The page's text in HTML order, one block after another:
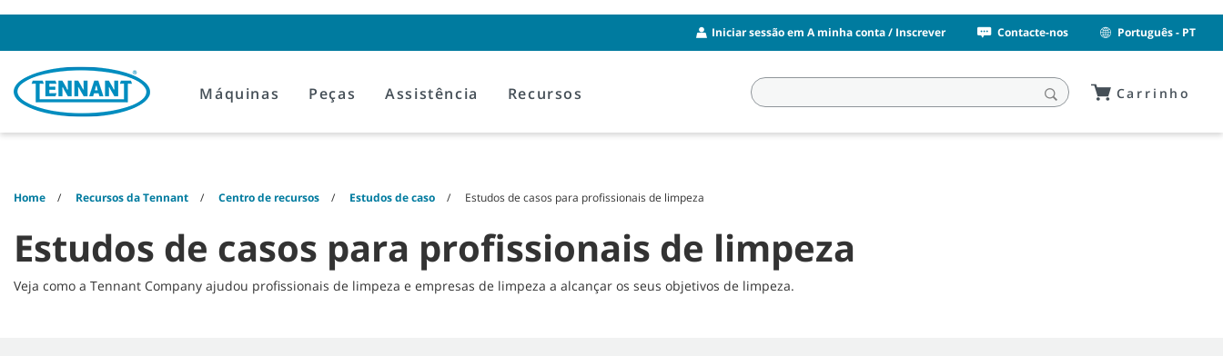
Iniciar sessão em A minha conta / Inscrever Contacte-nos Português - PT
Máquinas Peças Assistência Recursos Carrinho
Home Recursos da Tennant Centro de recursos Estudos de caso Estudos de casos para profissionais de limpeza
Estudos de casos para profissionais de limpeza
Veja como a Tennant Company ajudou profissionais de limpeza e empresas de limpeza a alcançar os seus objetivos de limpeza.